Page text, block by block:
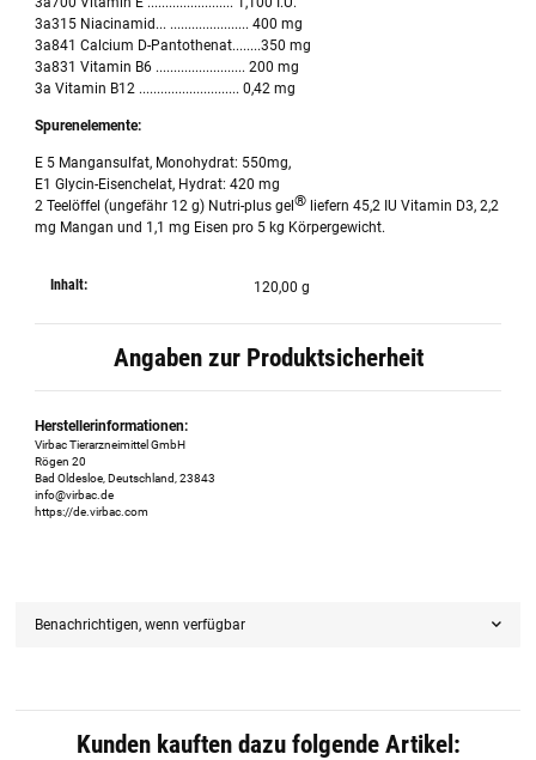
3a315 Niacinamid... ...................... 400 mg
3a841 Calcium D-Pantothenat........350 mg
3a831 Vitamin B6 ......................... 200 mg
3a Vitamin B12 ............................ 0,42 mg
Spurenelemente:
E 5 Mangansulfat, Monohydrat: 550mg,
E1 Glycin-Eisenchelat, Hydrat: 420 mg
2 Teelöffel (ungefähr 12 g) Nutri-plus gel® liefern 45,2 IU Vitamin D3, 2,2
mg Mangan und 1,1 mg Eisen pro 5 kg Körpergewicht.
Inhalt: 120,00 g
Angaben zur Produktsicherheit
Herstellerinformationen:
Virbac Tierarzneimittel GmbH
Rögen 20
Bad Oldesloe, Deutschland, 23843
info@virbac.de
https://de.virbac.com
Benachrichtigen, wenn verfügbar
Kunden kauften dazu folgende Artikel: